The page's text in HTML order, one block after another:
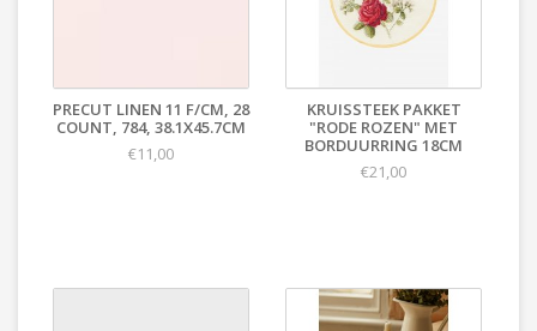
PRECUT LINEN 11 F/CM, 28
COUNT, 784, 38.1X45.7CM
€11,00
KRUISSTEEK PAKKET
"RODE ROZEN" MET
BORDUURRING 18CM
€21,00